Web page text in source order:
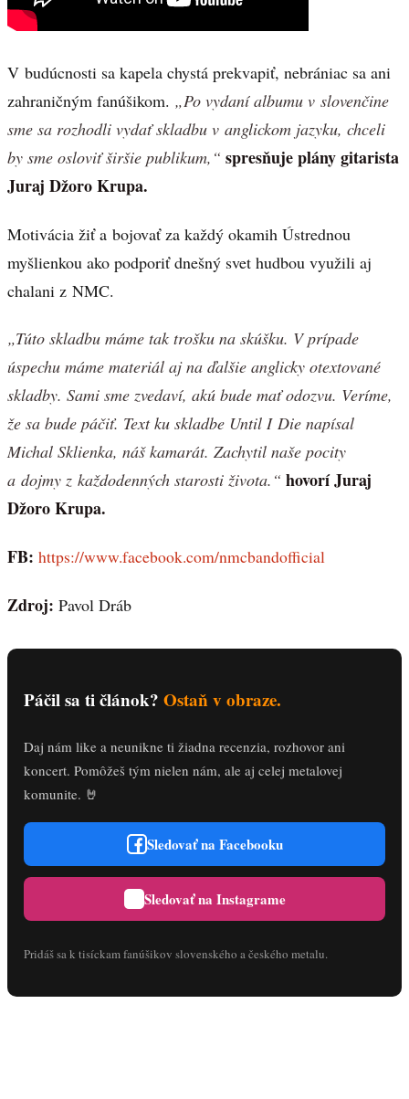
V budúcnosti sa kapela chystá prekvapiť, nebrániac sa ani
zahraničným fanúšikom. „Po vydaní albumu v slovenčine
sme sa rozhodli vydať skladbu v anglickom jazyku, chceli
by sme osloviť širšie publikum,“ spresňuje plány gitarista
Juraj Džoro Krupa.
Motivácia žiť a bojovať za každý okamih Ústrednou
myšlienkou ako podporiť dnešný svet hudbou využili aj
chalani z NMC.
„Túto skladbu máme tak trošku na skúšku. V prípade
úspechu máme materiál aj na ďalšie anglicky otextované
skladby. Sami sme zvedaví, akú bude mať odozvu. Veríme,
že sa bude páčiť. Text ku skladbe Until I Die napísal
Michal Sklienka, náš kamarát. Zachytil naše pocity
a dojmy z každodenných starosti života.“ hovorí Juraj
Džoro Krupa.
FB: https://www.facebook.com/nmcbandofficial
Zdroj: Pavol Dráb
Páčil sa ti článok? Ostaň v obraze.
Daj nám like a neunikne ti žiadna recenzia, rozhovor ani
koncert. Pomôžeš tým nielen nám, ale aj celej metalovej
komunite. 🤘
Sledovať na Facebooku
Sledovať na Instagrame
Pridáš sa k tisíckam fanúšikov slovenského a českého metalu.